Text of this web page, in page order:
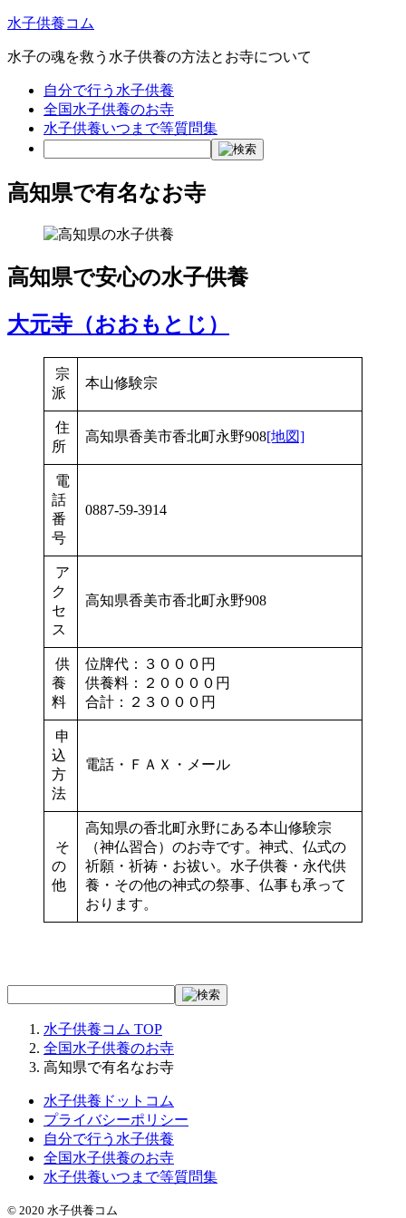
水子供養コム
水子の魂を救う水子供養の方法とお寺について
自分で行う水子供養
全国水子供養のお寺
水子供養いつまで等質問集
高知県で有名なお寺
高知県で安心の水子供養
大元寺（おおもとじ）
宗
派
本山修験宗
住
所
高知県香美市香北町永野908[地図]
電
話
番
号
0887-59-3914
ア
ク
セ
ス
高知県香美市香北町永野908
供
養
料
位牌代：３０００円
供養料：２００００円
合計：２３０００円
申
込
方
法
電話・ＦＡＸ・メール
そ
の
他
高知県の香北町永野にある本山修験宗
（神仏習合）のお寺です。神式、仏式の
祈願・祈祷・お祓い。水子供養・永代供
養・その他の神式の祭事、仏事も承って
おります。
水子供養コム TOP
全国水子供養のお寺
高知県で有名なお寺
水子供養ドットコム
プライバシーポリシー
自分で行う水子供養
全国水子供養のお寺
水子供養いつまで等質問集
© 2020 水子供養コム